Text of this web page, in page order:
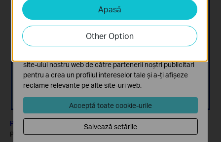
Pasul 8: în fereastra
Wireless Network Connection
Properties.
Apasă
Other Option
Cookie-uri de analiză și marketing
Cookie-urile de analiză ne permit să analizăm activitățile
tale de pe site-ul nostru web a îmbunătăți și ajusta
funcționalitatea site-ului.
site-ului nostru web de către partenerii noștri publicitari
pentru a crea un profilul intereselor tale și a-ți afișeze
reclame relevante pe alte site-uri web.
Acceptă toate cookie-urile
Salvează setările